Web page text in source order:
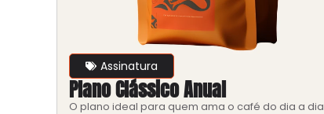
Assinatura
Plano Clássico Anual
O plano ideal para quem ama o café do dia a dia